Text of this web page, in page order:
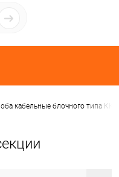
кабельные блочного типа ККБ